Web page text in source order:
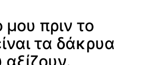
πριν το
τα δάκρυα